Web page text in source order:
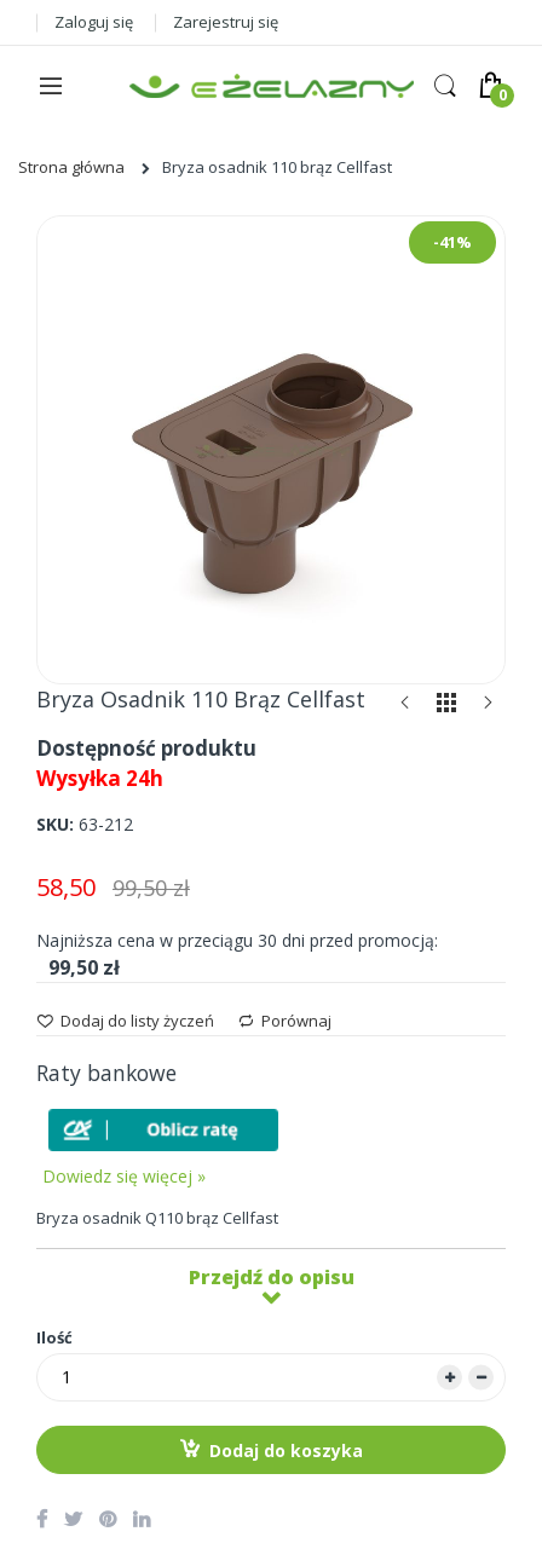
Zaloguj się Zarejestruj się
Strona główna Bryza osadnik 110 brąz Cellfast
-41%
Skip
the
beginning
the
gallery
Bryza Osadnik 110 Brąz Cellfast
Dostępność produktu
Wysyłka 24h
SKU 63-212
58,50 99,50 zł
Najniższa cena w przeciągu 30 dni przed promocją:
99,50 zł
Dodaj do listy życzeń Porównaj
Raty bankowe
Dowiedz się więcej »
Bryza osadnik Q110 brąz Cellfast
Przejdź do opisu
Ilość
Dodaj do koszyka